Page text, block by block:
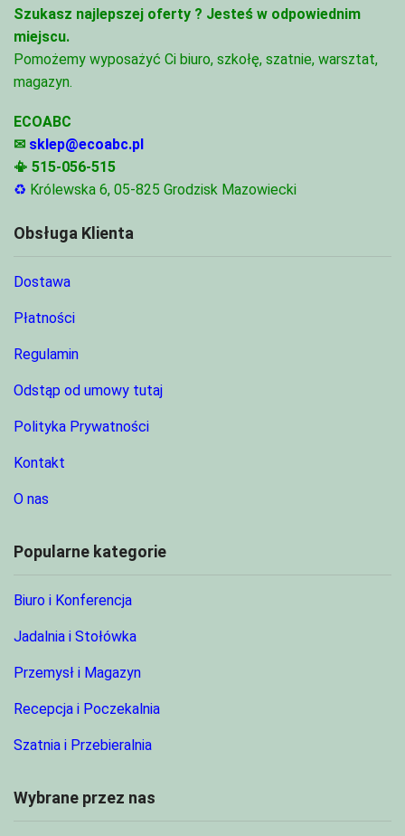
Szukasz najlepszej oferty ? Jesteś w odpowiednim
miejscu.
Pomożemy wyposażyć Ci biuro, szkołę, szatnie, warsztat,
magazyn.
ECOABC
✉ sklep@ecoabc.pl
📳 515-056-515
♻ Królewska 6, 05-825 Grodzisk Mazowiecki
Obsługa Klienta
Dostawa
Płatności
Regulamin
Odstąp od umowy tutaj
Polityka Prywatności
Kontakt
O nas
Popularne kategorie
Biuro i Konferencja
Jadalnia i Stołówka
Przemysł i Magazyn
Recepcja i Poczekalnia
Szatnia i Przebieralnia
Wybrane przez nas